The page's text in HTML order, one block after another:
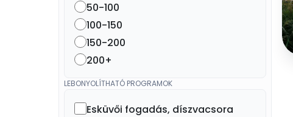
50-100
100-150
150-200
200+
LEBONYOLÍTHATÓ PROGRAMOK
Esküvői fogadás, díszvacsora